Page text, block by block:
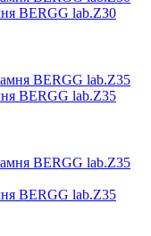
BERGG lab.Z30
BERGG lab.Z35
BERGG lab.Z35